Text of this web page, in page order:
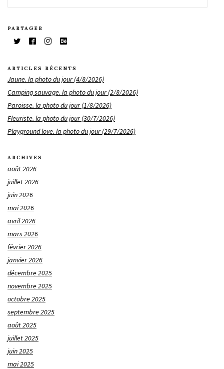
PARTAGER
ARTICLES RÉCENTS
Jaune. la photo du jour (4/8/2026)
Camping sauvage. la photo du jour (2/8/2026)
Paroisse. la photo du jour (1/8/2026)
Fleuriste. la photo du jour (30/7/2026)
Playground love. la photo du jour (29/7/2026)
ARCHIVES
août 2026
juillet 2026
juin 2026
mai 2026
avril 2026
mars 2026
février 2026
janvier 2026
décembre 2025
novembre 2025
octobre 2025
septembre 2025
août 2025
juillet 2025
juin 2025
mai 2025